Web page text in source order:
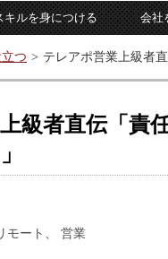
キルを身につける 会社
つ テレアポ営業上級者
級者直伝「責
モート 営業